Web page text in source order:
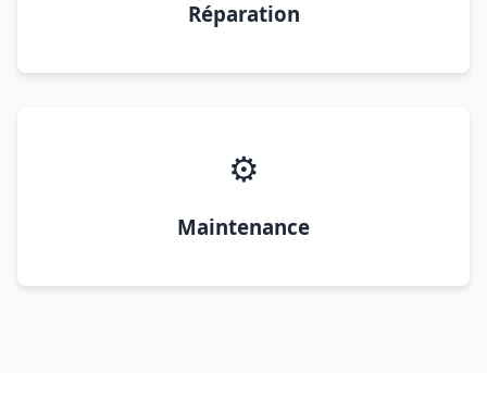
Réparation
⚙️
Maintenance